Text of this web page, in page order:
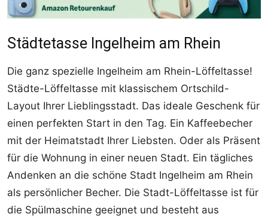
Städtetasse Ingelheim am Rhein
Die ganz spezielle Ingelheim am Rhein-Löffeltasse!
Städte-Löffeltasse mit klassischem Ortschild-
Layout Ihrer Lieblingsstadt. Das ideale Geschenk für
einen perfekten Start in den Tag. Ein Kaffeebecher
mit der Heimatstadt Ihrer Liebsten. Oder als Präsent
für die Wohnung in einer neuen Stadt. Ein tägliches
Andenken an die schöne Stadt Ingelheim am Rhein
als persönlicher Becher. Die Stadt-Löffeltasse ist für
die Spülmaschine geeignet und besteht aus